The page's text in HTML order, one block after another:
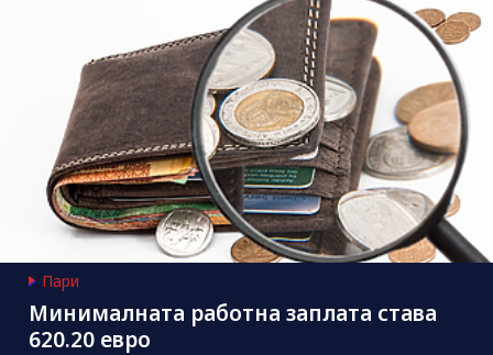
Пари
Минималната работна заплата става
620.20 евро